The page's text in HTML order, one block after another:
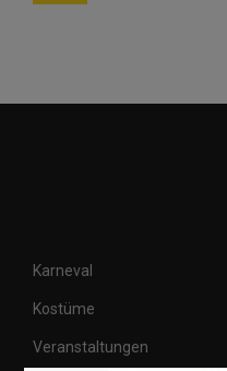
Karneval
Kostüme
Veranstaltungen